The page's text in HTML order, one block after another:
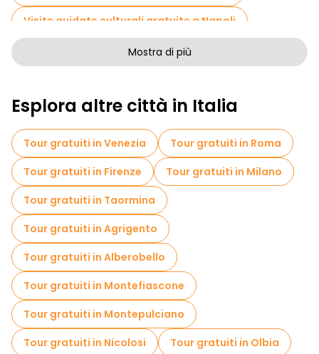
Visite guidate culturali gratuite a Napoli
Tour a piedi senza arte a Napoli
Attività sportive a Napoli
Visite autoguidate in Napoli
Biglietti d'ingresso in Napoli
Biglietti "salta fila" in Napoli
Musei in Napoli
Visita gratuita del centro storico Napoli
Tour per piccoli gruppi in Napoli
Visite al mercato in Napoli
Tour di degustazione locali in Napoli
Mostra di più
Esplora altre città in Italia
Tour gratuiti in Venezia
Tour gratuiti in Roma
Tour gratuiti in Firenze
Tour gratuiti in Milano
Tour gratuiti in Taormina
Tour gratuiti in Agrigento
Tour gratuiti in Alberobello
Tour gratuiti in Montefiascone
Tour gratuiti in Montepulciano
Tour gratuiti in Nicolosi
Tour gratuiti in Olbia